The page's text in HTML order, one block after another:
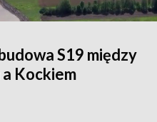
S19 między
Kockiem